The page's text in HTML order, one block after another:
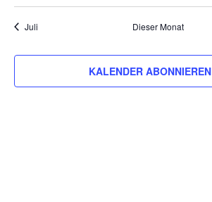
Juli Dieser Monat
KALENDER ABONNIEREN